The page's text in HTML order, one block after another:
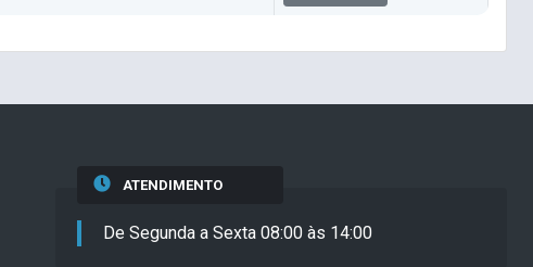
ATENDIMENTO
De Segunda a Sexta 08:00 às 14:00